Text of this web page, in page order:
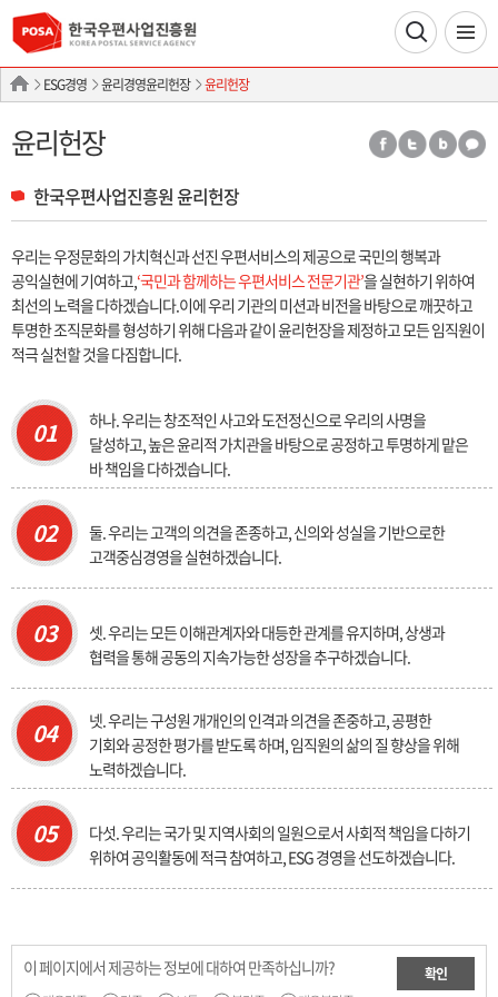
ESG경영 윤리경영윤리헌장 윤리헌장
윤리헌장
한국우편사업진흥원 윤리헌장
우리는 우정문화의 가치혁신과 선진 우편서비스의 제공으로 국민의 행복과
공익실현에 기여하고,‘국민과 함께하는 우편서비스 전문기관’을 실현하기 위하여
최선의 노력을 다하겠습니다.이에 우리 기관의 미션과 비전을 바탕으로 깨끗하고
투명한 조직문화를 형성하기 위해 다음과 같이 윤리헌장을 제정하고 모든 임직원이
적극 실천할 것을 다짐합니다.
01
하나. 우리는 창조적인 사고와 도전정신으로 우리의 사명을
달성하고, 높은 윤리적 가치관을 바탕으로 공정하고 투명하게 맡은
바 책임을 다하겠습니다.
02
둘. 우리는 고객의 의견을 존종하고, 신의와 성실을 기반으로한
고객중심경영을 실현하겠습니다.
03
셋. 우리는 모든 이해관계자와 대등한 관계를 유지하며, 상생과
협력을 통해 공동의 지속가능한 성장을 추구하겠습니다.
04
넷. 우리는 구성원 개개인의 인격과 의견을 존중하고, 공평한
기회와 공정한 평가를 받도록 하며, 임직원의 삶의 질 향상을 위해
노력하겠습니다.
05
다섯. 우리는 국가 및 지역사회의 일원으로서 사회적 책임을 다하기
위하여 공익활동에 적극 참여하고, ESG 경영을 선도하겠습니다.
이 페이지에서 제공하는 정보에 대하여 만족하십니까? 확인